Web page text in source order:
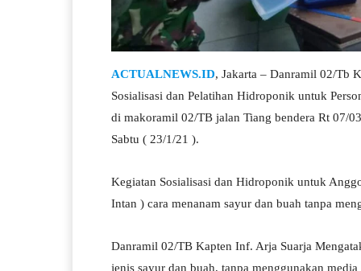
ACTUALNEWS.ID, Jakarta – Danramil 02/Tb
Sosialisasi dan Pelatihan Hidroponik untuk
di makoramil 02/TB jalan Tiang bendera Rt 07/
Sabtu ( 23/1/21 ).
Kegiatan Sosialisasi dan Hidroponik untuk
Intan ) cara menanam sayur dan buah tanpa
Danramil 02/TB Kapten Inf. Arja Suarja
jenis sayur dan buah, tanpa menggunakan